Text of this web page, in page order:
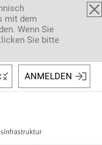
mit dem
Wenn Sie
Sie bitte
ANMELDEN